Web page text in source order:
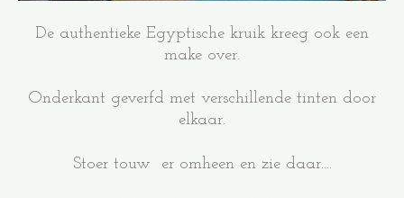
De authentieke Egyptische kruik kreeg ook een
make over.
Onderkant geverfd met verschillende tinten door
elkaar.
Stoer touw er omheen en zie daar....